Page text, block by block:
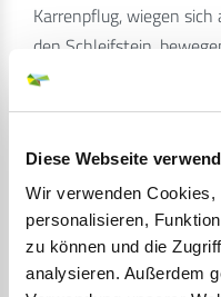
Diese Webseite
Wir verwenden
personalisieren,
zu können und die
analysieren. Außerdem
Karrenpflug, wiegen
den Schleifstein,
Korn. Alte Tierrassen
Schweine leben
"Tierkinnerstall" können
kuscheln.
Es werden verschiedene
sowie von Zeit zu Zeit,